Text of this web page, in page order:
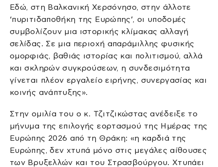
Εδώ, στη Βαλκανική Χερσόνησο, στην άλλοτε
‘πυριτιδαποθήκη της Ευρώπης’, οι υποδομές
συμβολίζουν μια ιστορικής κλίμακας αλλαγή
σελίδας. Σε μια περιοχή απαράμιλλης φυσικής
ομορφιάς, βαθιάς ιστορίας και πολιτισμού, αλλά
και σκληρών συγκρούσεων, η συνδεσιμότητα
γίνεται πλέον εργαλείο ειρήνης, συνεργασίας και
κοινής ανάπτυξης».
Στην ομιλία του ο κ. Τζιτζικώστας ανέδειξε το
μήνυμα της επιλογής εορτασμού της Ημέρας της
Ευρώπης 2026 από τη Θράκη: «η καρδιά της
Ευρώπης, δεν χτυπά μόνο στις μεγάλες αίθουσες
των Βρυξελλών και του Στρασβούργου. Χτυπάει